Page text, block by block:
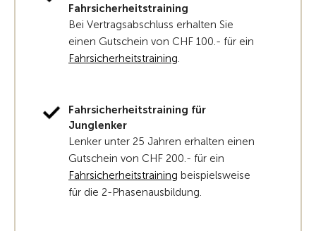
Fahrsicherheitstraining
Bei Vertragsabschluss erhalten Sie
einen Gutschein von CHF 100.- für ein
Fahrsicherheitstraining.
Fahrsicherheitstraining für
Junglenker
Lenker unter 25 Jahren erhalten einen
Gutschein von CHF 200.- für ein
Fahrsicherheitstraining beispielsweise
für die 2-Phasenausbildung.